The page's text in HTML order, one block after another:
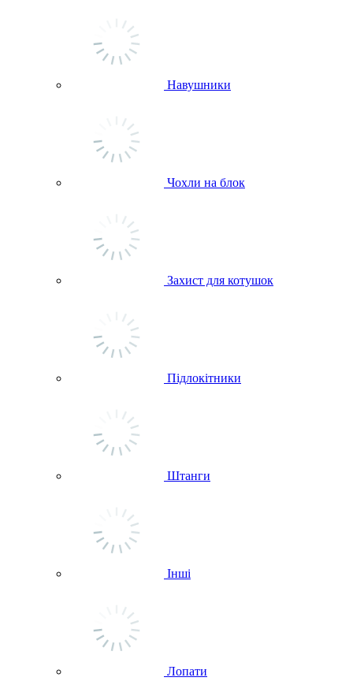
Навушники
Чохли на блок
Захист для котушок
Підлокітники
Штанги
Інші
Лопати